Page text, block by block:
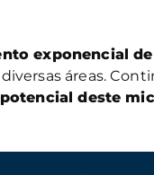
exponencial
áreas.
potencial deste